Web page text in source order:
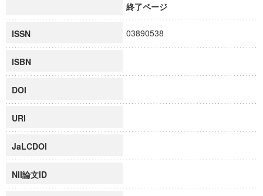
終了ページ
ISSN 03890538
ISBN
DOI
URI
JaLCDOI
NII論文ID